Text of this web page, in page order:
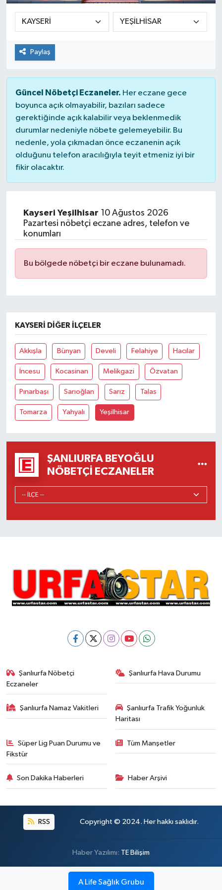
Paylaş
Güncel Nöbetçi Eczaneler. Her eczane gece
boyunca açık olmayabilir, bazıları sadece
gerektiğinde açık kalabilir veya beklenmedik
durumlar nedeniyle nöbete gelemeyebilir. Bu
nedenle, yola çıkmadan önce eczanenin açık
olduğunu telefon aracılığıyla teyit etmeniz iyi bir
fikir olacaktır.
Kayseri Yeşilhisar 10 Ağustos 2026
Pazartesi nöbetçi eczane adres, telefon ve
konumları
Bu bölgede nöbetçi bir eczane bulunamadı.
KAYSERI DIĞER İLÇELER
Akkışla Bünyan Develi Felahiye Hacılar
İncesu Kocasinan Melikgazi Özvatan
Pınarbaşı Sarıoğlan Sarız Talas
Tomarza Yahyalı Yeşilhisar
ŞANLIURFA BEYOĞLU
NÖBETÇI ECZANELER
Şanlıurfa Nöbetçi
Eczaneler
Şanlıurfa Hava Durumu
Şanlıurfa Namaz Vakitleri
Şanlıurfa Trafik Yoğunluk
Haritası
Süper Lig Puan Durumu ve
Fikstür
Tüm Manşetler
Son Dakika Haberleri Haber Arşivi
RSS Copyright © 2024. Her hakkı saklıdır.
Haber Yazılımı: TE Bilişim
A Life Sağlık Grubu